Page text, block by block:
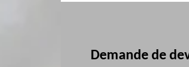
Demande de